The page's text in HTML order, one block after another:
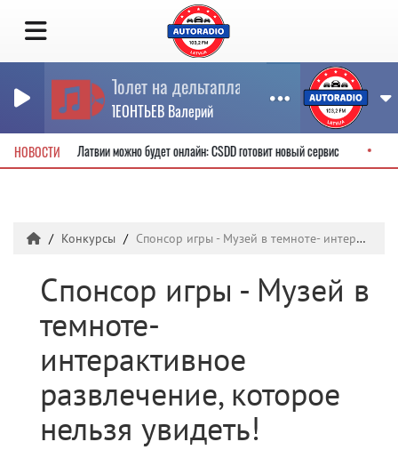
Полет на дельтаплане
ЛЕОНТЬЕВ Валерий
НОВОСТИправа в Латвии можно будет онлайн: CSDD готовит новый сервис
Конкурсы Спонсор игры - Музей в темноте- интерактивное развлечение, которое нельзя увидеть!
Спонсор игры - Музей в
темноте-
интерактивное
развлечение, которое
нельзя увидеть!